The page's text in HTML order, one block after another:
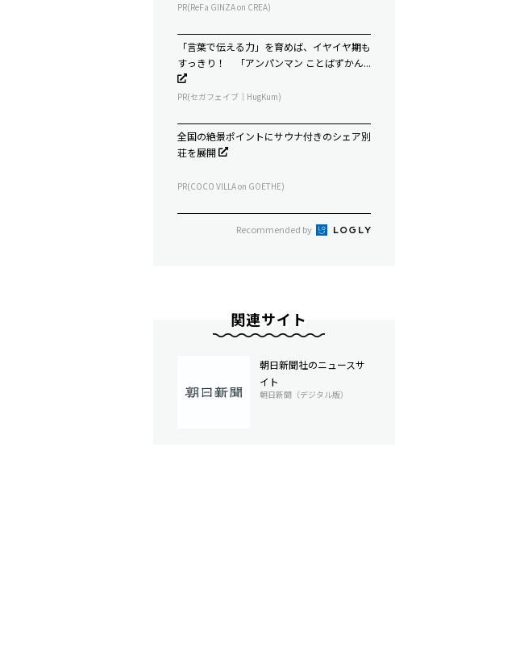
PR(ReFa GINZA on CREA)
「言葉で伝える力」を育めば、イヤイヤ期も
すっきり！ 「アンパンマン ことばずかん...
PR(セガフェイブ｜HugKum)
全国の絶景ポイントにサウナ付きのシェア別
荘を展開
PR(COCO VILLA on GOETHE)
Recommended by
関連サイト
朝日新聞社のニュースサ
イト
朝日新聞（デジタル版）